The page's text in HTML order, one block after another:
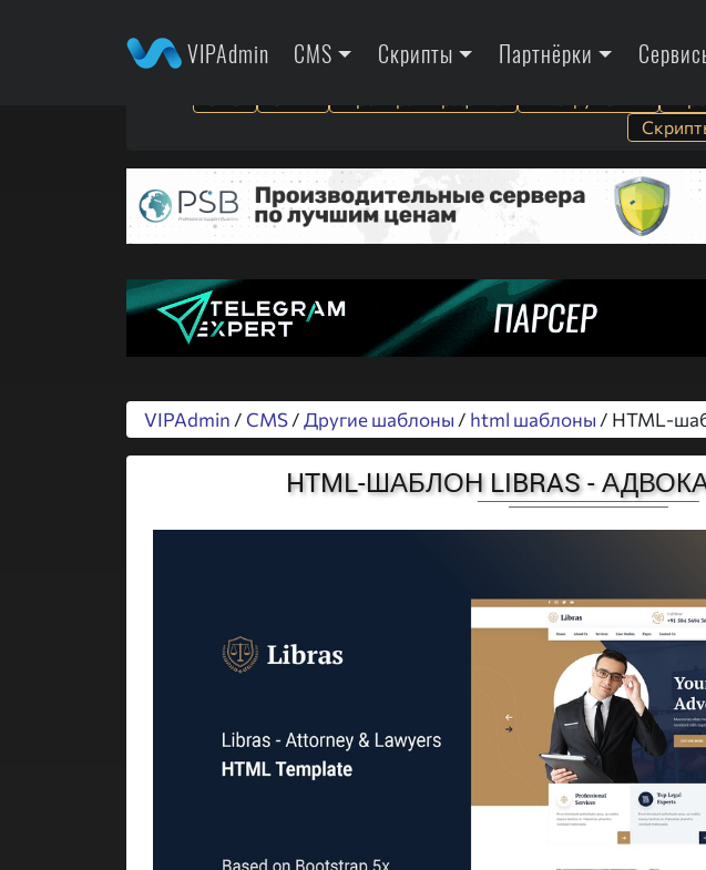
VIPAdmin CMS Скрипты Партнёрки
VIPAdmin / CMS/Другие шаблоны / html шаблоны / HTML-
HTML-ШАБЛОН LIBRAS -